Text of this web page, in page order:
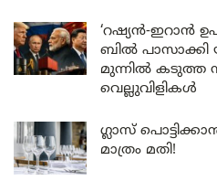
‘റഷ്യൻ-ഇറാൻ
ബിൽ പാസാക്കി
മുന്നിൽ കടുത്ത
വെല്ലുവിളികൾ
ഗ്ലാസ്
മാത്രം മതി!